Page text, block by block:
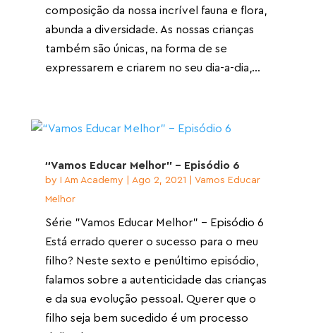
composição da nossa incrível fauna e flora,
abunda a diversidade. As nossas crianças
também são únicas, na forma de se
expressarem e criarem no seu dia-a-dia,...
“Vamos Educar Melhor” – Episódio 6
by I Am Academy Ago 2, 2021
Vamos Educar
Melhor
Série "Vamos Educar Melhor" - Episódio 6
Está errado querer o sucesso para o meu
filho? Neste sexto e penúltimo episódio,
falamos sobre a autenticidade das crianças
e da sua evolução pessoal. Querer que o
filho seja bem sucedido é um processo